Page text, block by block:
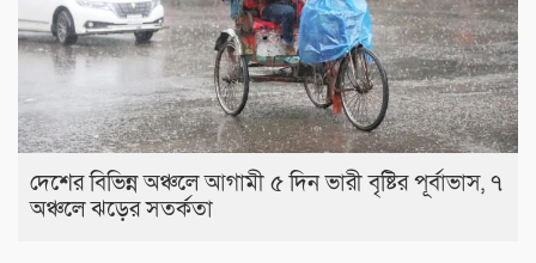
দেশের বিভিন্ন অঞ্চলে আগামী ৫ দিন ভারী বৃষ্টির পূর্বাভাস, ৭
অঞ্চলে ঝড়ের সতর্কতা